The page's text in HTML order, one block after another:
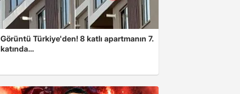
Görüntü Türkiye'den! 8 katlı apartmanın 7.
katında...